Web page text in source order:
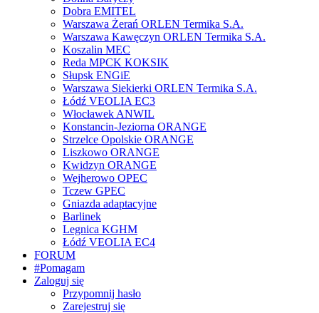
Dobra EMITEL
Warszawa Żerań ORLEN Termika S.A.
Warszawa Kawęczyn ORLEN Termika S.A.
Koszalin MEC
Reda MPCK KOKSIK
Słupsk ENGiE
Warszawa Siekierki ORLEN Termika S.A.
Łódź VEOLIA EC3
Włocławek ANWIL
Konstancin-Jeziorna ORANGE
Strzelce Opolskie ORANGE
Liszkowo ORANGE
Kwidzyn ORANGE
Wejherowo OPEC
Tczew GPEC
Gniazda adaptacyjne
Barlinek
Legnica KGHM
Łódź VEOLIA EC4
FORUM
#Pomagam
Zaloguj się
Przypomnij hasło
Zarejestruj się